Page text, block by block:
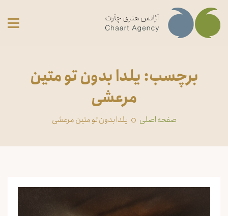
برچسب: یلدا بدون تو متین
مرعشی
صفحه اصلی یلدا بدون تو متین مرعشی